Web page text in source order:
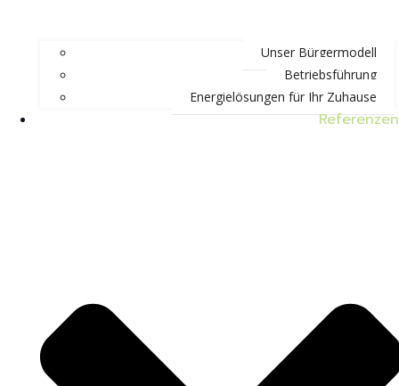
Unser Bürgermodell
Betriebsführung
Energielösungen für Ihr Zuhause
Referenzen